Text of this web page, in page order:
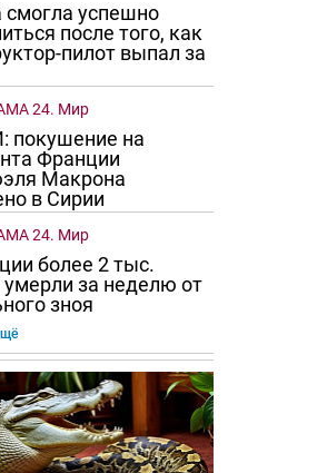
Ростовчане смотрите в оба
смогла успешно
после того, как
пилот выпал за
24. Мир
покушение на
Франции
Макрона
в Сирии
24. Мир
более 2 тыс.
умерли за неделю от
зноя